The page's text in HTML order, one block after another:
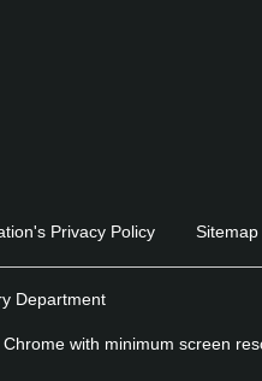
Privacy Policy Sitemap
Department
with minimum screen